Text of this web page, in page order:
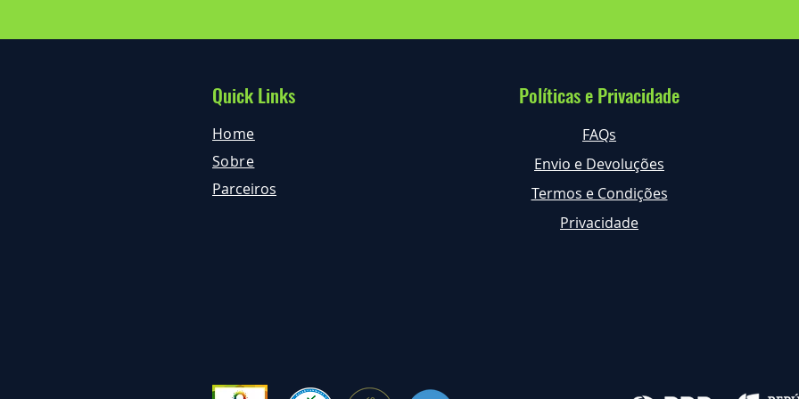
Quick Links
Home
Sobre
Parceiros
Políticas e Privacidade
FAQs
Envio e Devoluções
Termos e Condições
Privacidade